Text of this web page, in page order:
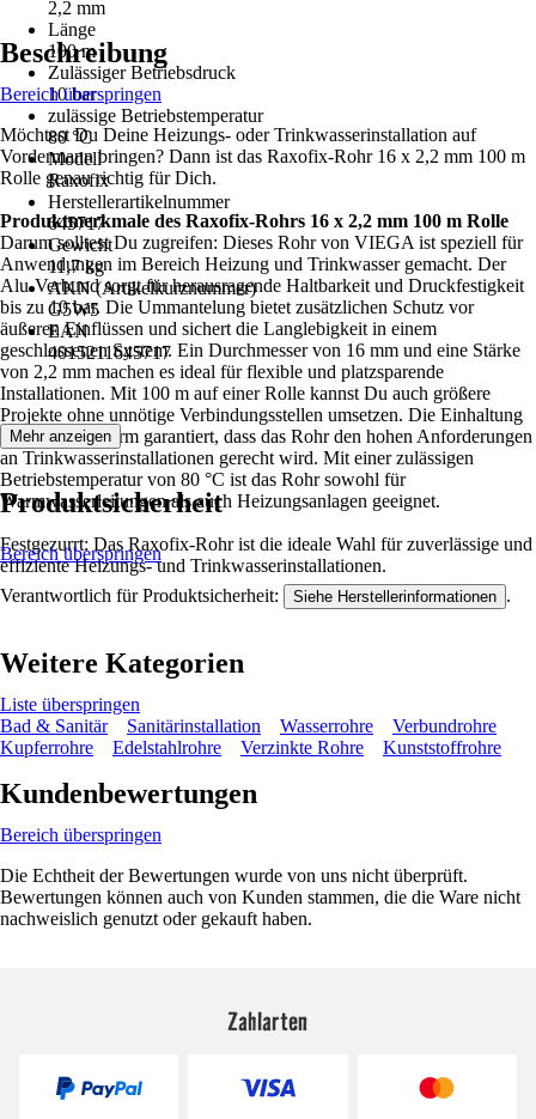
2,2 mm
Länge
100 m
Zulässiger Betriebsdruck
10 bar
zulässige Betriebstemperatur
80 °C
Modell
Raxofix
Herstellerartikelnummer
645717
Gewicht
11,7 kg
AKN (Artikelkurznummer)
G5W5
EAN
4015211645717
Beschreibung
Bereich überspringen
Möchtest Du Deine Heizungs- oder Trinkwasserinstallation auf
Vordermann bringen? Dann ist das Raxofix-Rohr 16 x 2,2 mm 100 m
Rolle genau richtig für Dich.
Produktmerkmale des Raxofix-Rohrs 16 x 2,2 mm 100 m Rolle
Darum solltest Du zugreifen: Dieses Rohr von VIEGA ist speziell für
Anwendungen im Bereich Heizung und Trinkwasser gemacht. Der
Alu-Verbund sorgt für herausragende Haltbarkeit und Druckfestigkeit
bis zu 10 bar. Die Ummantelung bietet zusätzlichen Schutz vor
äußeren Einflüssen und sichert die Langlebigkeit in einem
geschlossenen System. Ein Durchmesser von 16 mm und eine Stärke
von 2,2 mm machen es ideal für flexible und platzsparende
Installationen. Mit 100 m auf einer Rolle kannst Du auch größere
Projekte ohne unnötige Verbindungsstellen umsetzen. Die Einhaltung
der DVGW-Norm garantiert, dass das Rohr den hohen Anforderungen
an Trinkwasserinstallationen gerecht wird. Mit einer zulässigen
Betriebstemperatur von 80 °C ist das Rohr sowohl für
Warmwasserleitungen als auch Heizungsanlagen geeignet.
Festgezurrt: Das Raxofix-Rohr ist die ideale Wahl für zuverlässige und
effiziente Heizungs- und Trinkwasserinstallationen.
Mehr anzeigen
Produktsicherheit
Bereich überspringen
Verantwortlich für Produktsicherheit: Siehe Herstellerinformationen .
Weitere Kategorien
Liste überspringen
Bad & Sanitär
Sanitärinstallation Wasserrohre
Verbundrohre
Kupferrohre
Edelstahlrohre Verzinkte Rohre Kunststoffrohre
Kundenbewertungen
Bereich überspringen
Die Echtheit der Bewertungen wurde von uns nicht überprüft.
Bewertungen können auch von Kunden stammen, die die Ware nicht
nachweislich genutzt oder gekauft haben.
Zahlarten